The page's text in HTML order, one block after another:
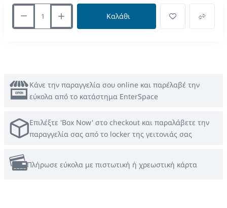
Καλάθι
Κάνε την παραγγελία σου online και παρέλαβέ την
εύκολα από το κατάστημα EnterSpace
Επιλέξτε 'Box Now' στο checkout και παραλάβετε την
παραγγελία σας από το locker της γειτονιάς σας
Πλήρωσε εύκολα με πιστωτική ή χρεωστική κάρτα